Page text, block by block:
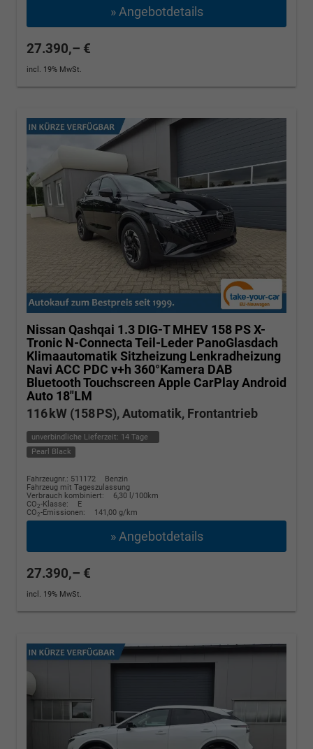
» Angebotdetails
27.390,– €
incl. 19% MwSt.
Nissan Qashqai 1.3 DIG-T MHEV 158 PS X-
Tronic N-Connecta Teil-Leder PanoGlasdach
Klimaautomatik Sitzheizung Lenkradheizung
Navi ACC PDC v+h 360°Kamera DAB
Bluetooth Touchscreen Apple CarPlay Android
Auto 18"LM
116 kW (158 PS), Automatik, Frontantrieb
unverbindliche Lieferzeit: 14 Tage
Pearl Black
Fahrzeugnr.: 511172
Benzin
Fahrzeug mit Tageszulassung
Verbrauch kombiniert:
6,30 l/100km
CO2-Klasse:
E
CO2-Emissionen: 141,00 g/km
» Angebotdetails
27.390,– €
incl. 19% MwSt.